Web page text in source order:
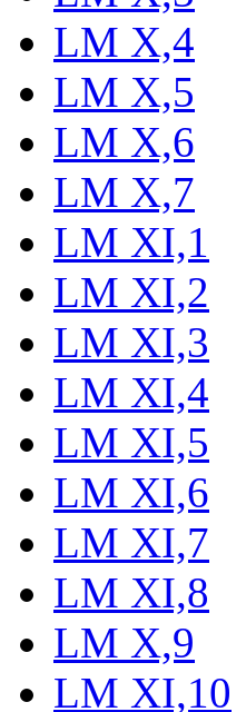
LM X,4
LM X,5
LM X,6
LM X,7
LM XI,1
LM XI,2
LM XI,3
LM XI,4
LM XI,5
LM XI,6
LM XI,7
LM XI,8
LM X,9
LM XI,10